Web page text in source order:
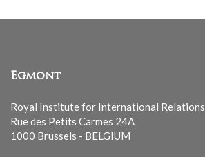
Egmont
Royal Institute for International Relations
Rue des Petits Carmes 24A
1000 Brussels - BELGIUM